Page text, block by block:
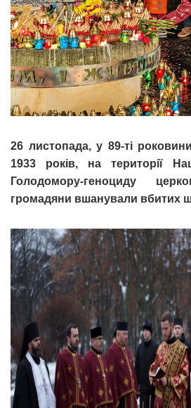
26 листопада, у 89-ті
1933 років, на території
Голодомору-геноциду
громадяни вшанували вбитих